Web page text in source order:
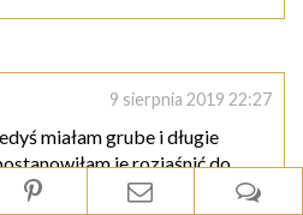
9 sierpnia 2019 22:27
miałam grube i długie
je rozjaśnić do
przez to i przez chorobę w